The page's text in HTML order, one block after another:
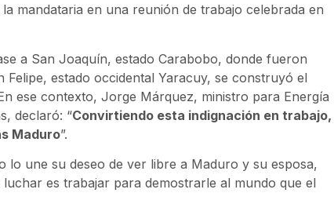
la mandataria en una reunión de trabajo celebrada en
a San Joaquín, estado Carabobo, donde fueron
Felipe, estado occidental Yaracuy, se construyó el
ese contexto, Jorge Márquez, ministro para Energía
declaró: “Convirtiendo esta indignación en trabajo,
Maduro”.
une su deseo de ver libre a Maduro y su esposa,
es trabajar para demostrarle al mundo que el